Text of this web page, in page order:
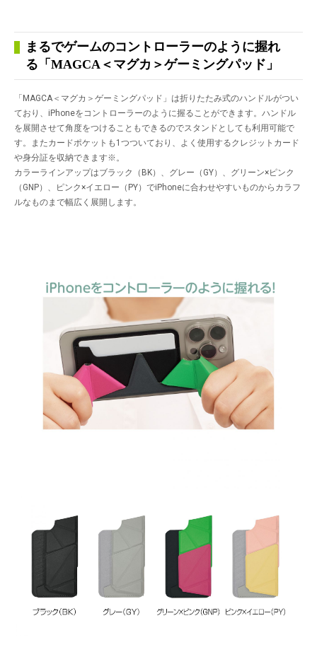
まるでゲームのコントローラーのように握れ
る「MAGCA＜マグカ＞ゲーミングパッド」
「MAGCA＜マグカ＞ゲーミングパッド」は折りたたみ式のハンドルがつい
ており、iPhoneをコントローラーのように握ることができます。ハンドル
を展開させて角度をつけることもできるのでスタンドとしても利用可能で
す。またカードポケットも1つついており、よく使用するクレジットカード
や身分証を収納できます※ 。
カラーラインアップはブラック（BK）、グレー（GY）、グリーン×ピンク
（GNP）、ピンク×イエロー（PY）でiPhoneに合わせやすいものからカラフ
ルなものまで幅広く展開します。